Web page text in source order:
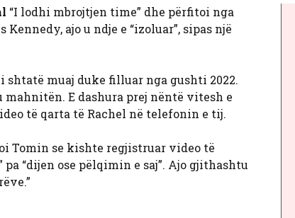
“I lodhi mbrojtjen time” dhe përfitoi nga
ajo u ndje e “izoluar”, sipas një
shtatë muaj duke filluar nga gushti 2022.
E dashura prej nëntë vitesh e
të qarta të Rachel në telefonin e tij.
Tomin se kishte regjistruar video të
“dijen ose pëlqimin e saj”. Ajo gjithashtu